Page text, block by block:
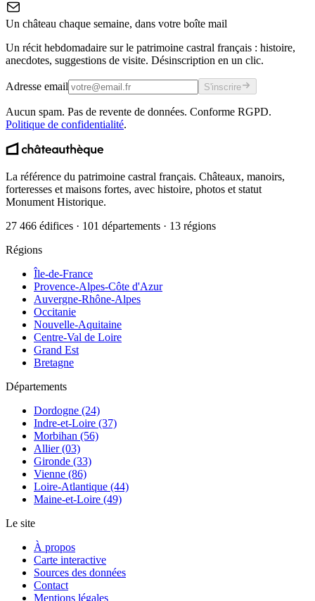
Un château chaque semaine, dans votre boîte mail
Un récit hebdomadaire sur le patrimoine castral français : histoire,
anecdotes, suggestions de visite. Désinscription en un clic.
Adresse email S'inscrire
Aucun spam. Pas de revente de données. Conforme RGPD.
Politique de confidentialité.
La référence du patrimoine castral français. Châteaux, manoirs,
forteresses et maisons fortes, avec histoire, photos et statut
Monument Historique.
27 466 édifices · 101 départements · 13 régions
Régions
Île-de-France
Provence-Alpes-Côte d'Azur
Auvergne-Rhône-Alpes
Occitanie
Nouvelle-Aquitaine
Centre-Val de Loire
Grand Est
Bretagne
Départements
Dordogne (24)
Indre-et-Loire (37)
Morbihan (56)
Allier (03)
Gironde (33)
Vienne (86)
Loire-Atlantique (44)
Maine-et-Loire (49)
Le site
À propos
Carte interactive
Sources des données
Contact
Mentions légales